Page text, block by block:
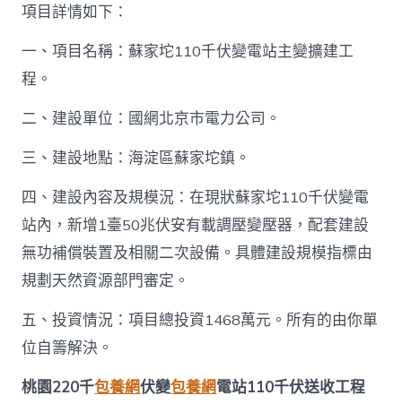
項目詳情如下：
一、項目名稱：蘇家坨110千伏變電站主變擴建工
程。
二、建設單位：國網北京市電力公司。
三、建設地點：海淀區蘇家坨鎮。
四、建設內容及規模況：在現狀蘇家坨110千伏變電
站內，新增1臺50兆伏安有載調壓變壓器，配套建設
無功補償裝置及相關二次設備。具體建設規模指標由
規劃天然資源部門審定。
五、投資情況：項目總投資1468萬元。所有的由你單
位自籌解決。
桃園220千包養網伏變包養網電站110千伏送收工程